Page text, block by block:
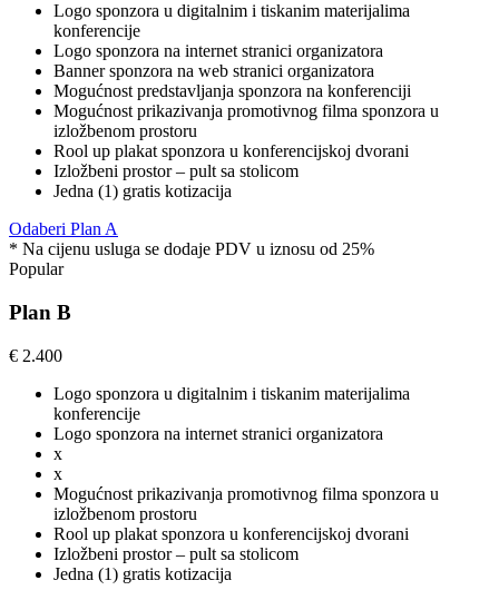
Logo sponzora u digitalnim i tiskanim materijalima
konferencije
Logo sponzora na internet stranici organizatora
Banner sponzora na web stranici organizatora
Mogućnost predstavljanja sponzora na konferenciji
Mogućnost prikazivanja promotivnog filma sponzora u
izložbenom prostoru
Rool up plakat sponzora u konferencijskoj dvorani
Izložbeni prostor – pult sa stolicom
Jedna (1) gratis kotizacija
Odaberi Plan A
* Na cijenu usluga se dodaje PDV u iznosu od 25%
Popular
Plan B
€ 2.400
Logo sponzora u digitalnim i tiskanim materijalima
konferencije
Logo sponzora na internet stranici organizatora
x
x
Mogućnost prikazivanja promotivnog filma sponzora u
izložbenom prostoru
Rool up plakat sponzora u konferencijskoj dvorani
Izložbeni prostor – pult sa stolicom
Jedna (1) gratis kotizacija